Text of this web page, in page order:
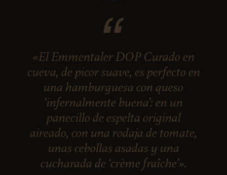
«El Emmentaler DOP Curado en
cueva, de picor suave, es perfecto en
una hamburguesa con queso
‘infernalmente buena’: en un
panecillo de espelta original
aireado, con una rodaja de tomate,
unas cebollas asadas y una
cucharada de ‘crème fraîche’».